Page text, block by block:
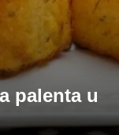
palenta u